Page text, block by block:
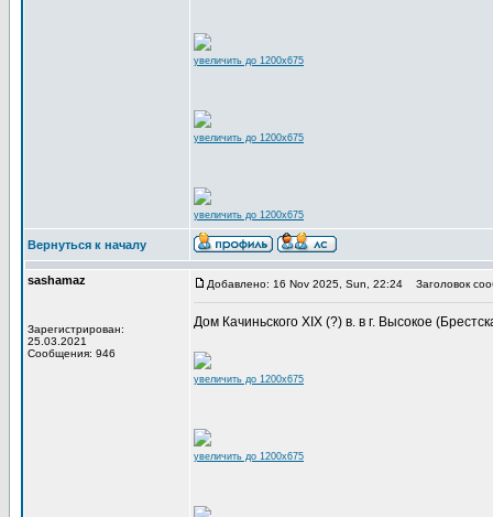
увеличить до 1200x675
увеличить до 1200x675
увеличить до 1200x675
Вернуться к началу
sashamaz
Зарегистрирован:
25.03.2021
Сообщения: 946
Добавлено: 16 Nov 2025, Sun, 22:24 Заголовок
Дом Качиньского XIX (?) в. в г. Высокое
увеличить до 1200x675
увеличить до 1200x675